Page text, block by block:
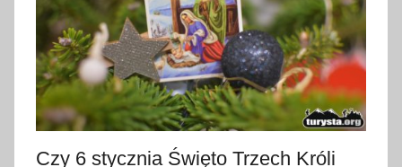
z
i
a
0
2
Czy 6 stycznia Święto Trzech Króli